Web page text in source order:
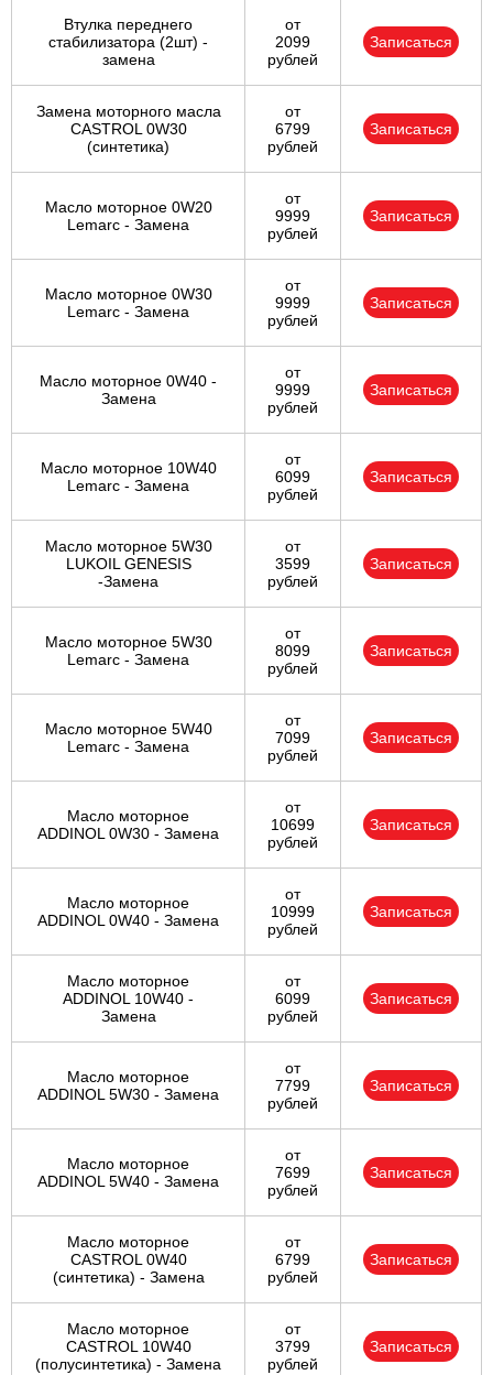
Сочи
Сургут
Тольятти
Тула
Тюмень
Челябинск
Череповец
Ярославль
Втулка переднего
стабилизатора (2шт) -
замена
от
2099
рублей
Записаться
Замена моторного масла
CASTROL 0W30
(синтетика)
от
6799
рублей
Записаться
Масло моторное 0W20
Lemarc - Замена
от
9999
рублей
Записаться
Масло моторное 0W30
Lemarc - Замена
от
9999
рублей
Записаться
Масло моторное 0W40 -
Замена
от
9999
рублей
Записаться
Масло моторное 10W40
Lemarc - Замена
от
6099
рублей
Записаться
Масло моторное 5W30
LUKOIL GENESIS
-Замена
от
3599
рублей
Записаться
Масло моторное 5W30
Lemarc - Замена
от
8099
рублей
Записаться
Масло моторное 5W40
Lemarc - Замена
от
7099
рублей
Записаться
Масло моторное
ADDINOL 0W30 - Замена
от
10699
рублей
Записаться
Масло моторное
ADDINOL 0W40 - Замена
от
10999
рублей
Записаться
Масло моторное
ADDINOL 10W40 -
Замена
от
6099
рублей
Записаться
Масло моторное
ADDINOL 5W30 - Замена
от
7799
рублей
Записаться
Масло моторное
ADDINOL 5W40 - Замена
от
7699
рублей
Записаться
Масло моторное
CASTROL 0W40
(синтетика) - Замена
от
6799
рублей
Записаться
Масло моторное
CASTROL 10W40
(полусинтетика) - Замена
от
3799
рублей
Записаться